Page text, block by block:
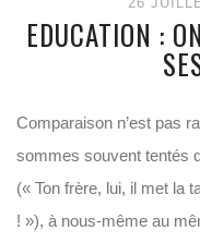
EDUCATION :
Comparaison n’est pas
sommes souvent tentés
(« Ton frère, lui, il met la
! »), à nous-même au